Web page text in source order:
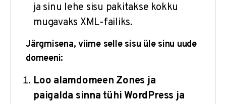
ja sinu lehe sisu pakitakse kokku
mugavaks XML-failiks.
Järgmisena, viime selle sisu üle sinu uude
domeeni:
Loo alamdomeen Zones ja
paigalda sinna tühi WordPress ja